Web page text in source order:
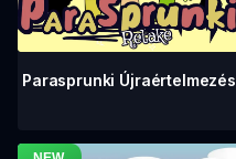
Parasprunki Újraértelmezés